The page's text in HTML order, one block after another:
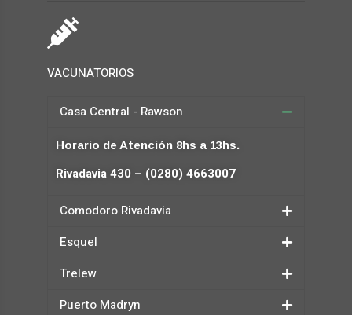
VACUNATORIOS
Casa Central - Rawson
Horario de Atención 8hs a 13hs.
Rivadavia 430 – (0280) 4663007
Comodoro Rivadavia
Esquel
Trelew
Puerto Madryn